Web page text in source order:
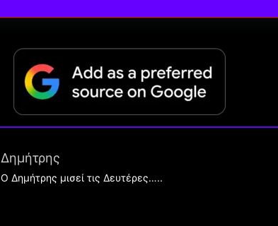
Δημήτρης
O Δημήτρης μισεί τις Δευτέρες…..